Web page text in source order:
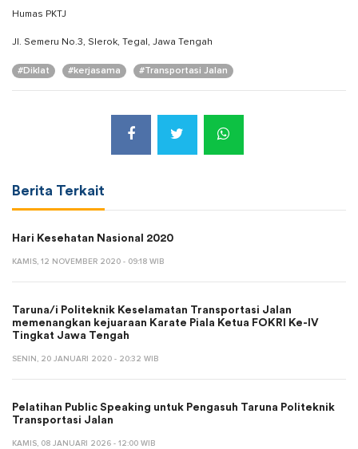
Humas PKTJ
Jl. Semeru No.3, Slerok, Tegal, Jawa Tengah
#Diklat #kerjasama #Transportasi Jalan
Berita Terkait
Hari Kesehatan Nasional 2020
KAMIS, 12 NOVEMBER 2020 - 09:18 WIB
Taruna/i Politeknik Keselamatan Transportasi Jalan
memenangkan kejuaraan Karate Piala Ketua FOKRI Ke-IV
Tingkat Jawa Tengah
SENIN, 20 JANUARI 2020 - 20:32 WIB
Pelatihan Public Speaking untuk Pengasuh Taruna Politeknik
Transportasi Jalan
KAMIS, 08 JANUARI 2026 - 12:00 WIB